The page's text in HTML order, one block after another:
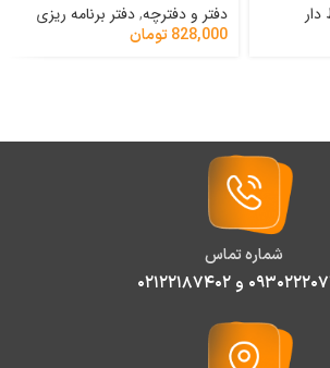
دفتر و دفترچه,دفتر برنامه ریزی
828,000تومان
شماره تماس
و ۰۲۱۲۲۱۸۷۴۰۲